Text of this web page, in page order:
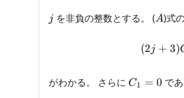
jj を非負の整数とする。 (A
A)式
(2j + 3)
がわかる。 さらに C_1=0
C1 = 0 で